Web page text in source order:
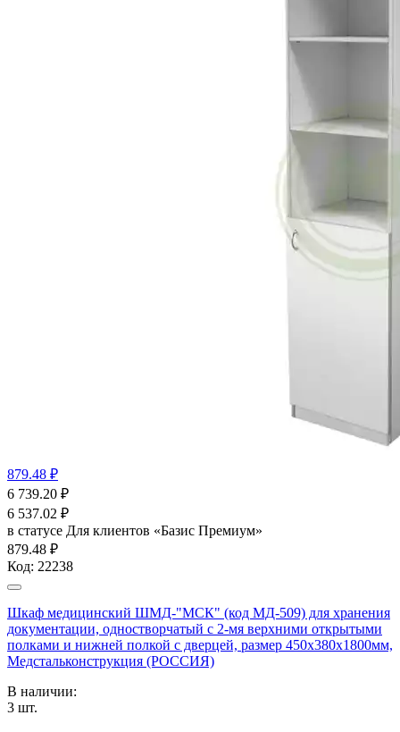
879.48 ₽
6 739.20 ₽
6 537.02 ₽
в статусе Для клиентов «Базис Премиум»
879.48 ₽
Код: 22238
Шкаф медицинский ШМД-"МСК" (код МД-509) для хранения
документации, одностворчатый с 2-мя верхними открытыми
полками и нижней полкой с дверцей, размер 450х380х1800мм,
Медстальконструкция (РОССИЯ)
В наличии:
3 шт.